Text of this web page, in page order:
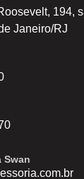
194,
Janeiro/RJ
Swan